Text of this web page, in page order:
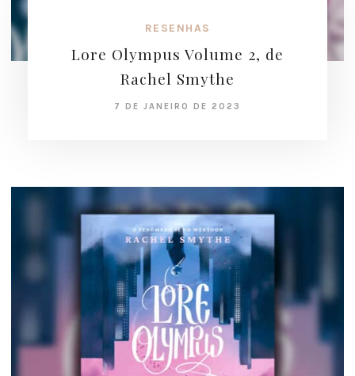
RESENHAS
Lore Olympus Volume 2, de
Rachel Smythe
7 DE JANEIRO DE 2023